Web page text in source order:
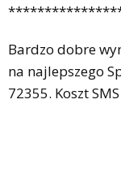
Bardzo dobre
na najlepszego
72355. Koszt